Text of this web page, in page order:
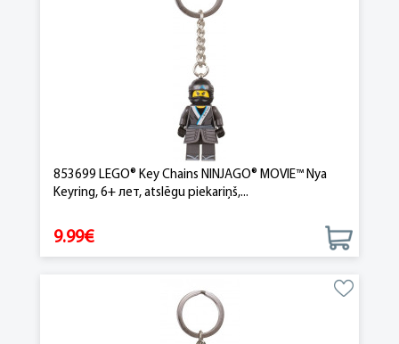
853699 LEGO® Key Chains NINJAGO® MOVIE™ Nya
Keyring, 6+ лет, atslēgu piekariņš,...
9.99€